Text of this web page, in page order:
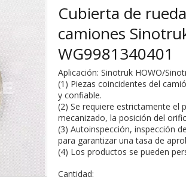
lveco Hongyan
Auman
Jiefang
y japonesa
maquinaria de ingeniería de camiones
Cubierta de
camiones
WG9981340401
Aplicación: Sinotruk HOWO/
(1) Piezas coincidentes del
y confiable.
(2) Se requiere estrictamente el
mecanizado, la posición del
(3) Autoinspección, inspección
para garantizar una tasa de
(4) Los productos se pueden
Cantidad: